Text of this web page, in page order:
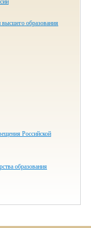
образования
Российской
образования